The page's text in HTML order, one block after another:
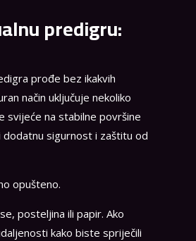
predigru:
prođe bez ikakvih
način uključuje nekoliko
svijeće na stabilne površine
sigurnost i zaštitu od
opušteno.
posteljina ili papir. Ako
kako biste spriječili